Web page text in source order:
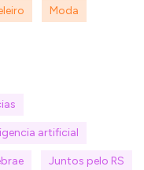
Moda
artificial
Juntos pelo RS